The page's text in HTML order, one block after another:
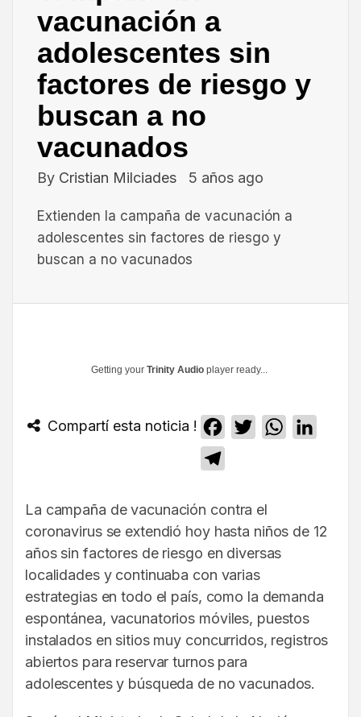
vacunación a
adolescentes sin
factores de riesgo y
buscan a no
vacunados
By Cristian Milciades 5 años ago
Extienden la campaña de vacunación a
adolescentes sin factores de riesgo y
buscan a no vacunados
Getting your Trinity Audio player ready...
Compartí esta noticia ! Facebook
TwitterWhatsApp
La campaña de vacunación contra el
coronavirus se extendió hoy hasta niños de 12
años sin factores de riesgo en diversas
localidades y continuaba con varias
estrategias en todo el país, como la demanda
espontánea, vacunatorios móviles, puestos
instalados en sitios muy concurridos, registros
abiertos para reservar turnos para
adolescentes y búsqueda de no vacunados.